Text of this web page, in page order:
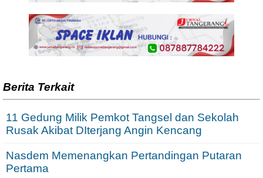
Berita Terkait
11 Gedung Milik Pemkot Tangsel dan Sekolah
Rusak Akibat DIterjang Angin Kencang
Nasdem Memenangkan Pertandingan Putaran
Pertama